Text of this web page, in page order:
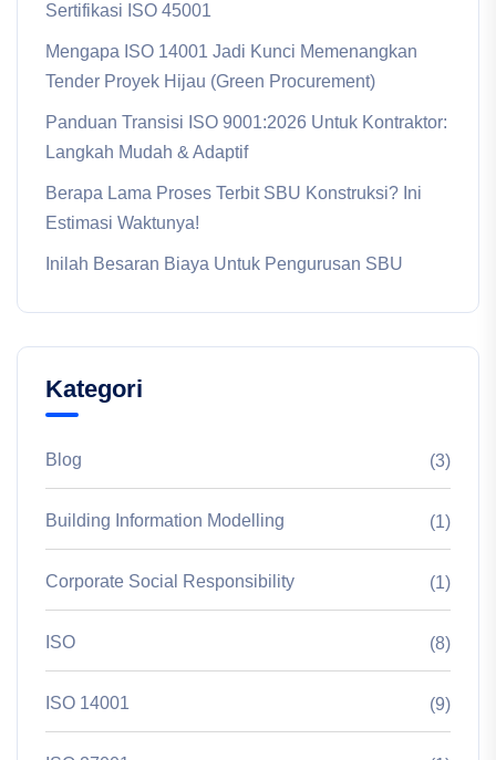
Sertifikasi ISO 45001
Mengapa ISO 14001 Jadi Kunci Memenangkan
Tender Proyek Hijau (Green Procurement)
Panduan Transisi ISO 9001:2026 Untuk Kontraktor:
Langkah Mudah & Adaptif
Berapa Lama Proses Terbit SBU Konstruksi? Ini
Estimasi Waktunya!
Inilah Besaran Biaya Untuk Pengurusan SBU
Kategori
Blog (3)
Building Information Modelling (1)
Corporate Social Responsibility (1)
ISO (8)
ISO 14001 (9)